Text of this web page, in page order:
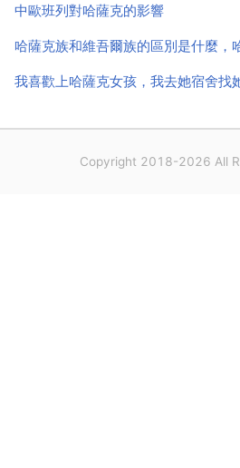
中歐班列對哈薩克的影響
Copyright 2018-2026 All